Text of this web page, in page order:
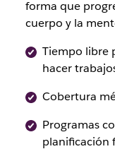
forma que
cuerpo y la
Tiempo libre
hacer
Cobertura
Programas
planificación